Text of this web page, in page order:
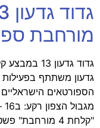
מורחבת
גדעון משתתף
הספורטאים הישראליים
"קלחת 4